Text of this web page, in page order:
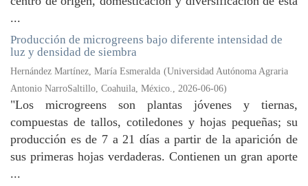
...
Producción de microgreens bajo diferente intensidad de
luz y densidad de siembra
Hernández Martínez, María Esmeralda (Universidad Autónoma Agraria
Antonio NarroSaltillo, Coahuila, México., 2026-06-06)
"Los microgreens son plantas jóvenes y tiernas,
compuestas de tallos, cotiledones y hojas pequeñas; su
producción es de 7 a 21 días a partir de la aparición de
sus primeras hojas verdaderas. Contienen un gran aporte
...